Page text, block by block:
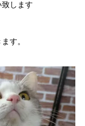
致します
す。